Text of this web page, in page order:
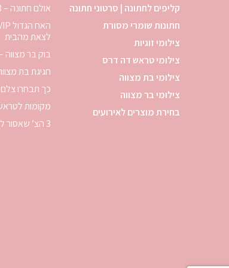
קליפים לחתונה | סרטוני חתונה
חתונות שומרי מסורת
צילומי זוגיות
צילומי טראש דה דרס
צילומי בת מצווה
צילומי בר מצווה
בחירת מוצרים לאירועים
אולם חתונה – 3 המומלצים לשנת 2024
לצאת מהבית
בוק בר
חגיגת בת
כך תבחרו צלם
מקומות
3 הצ’ שאסור לשכוח בארגון אירוע